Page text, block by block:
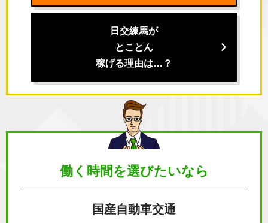
日交練馬が
とことん
稼げる理由は…？
働く時間を選びたいなら
国産自動車交通